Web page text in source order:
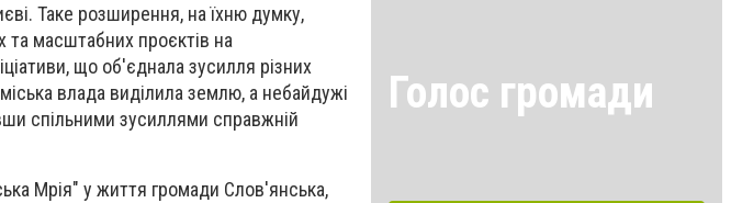
Таке розширення, на їхню думку,
та масштабних проєктів на
що об'єднала зусилля різних
влада виділила землю, а небайдужі
спільними зусиллями справжній
Мрія" у життя громади Слов'янська,
Голос громади